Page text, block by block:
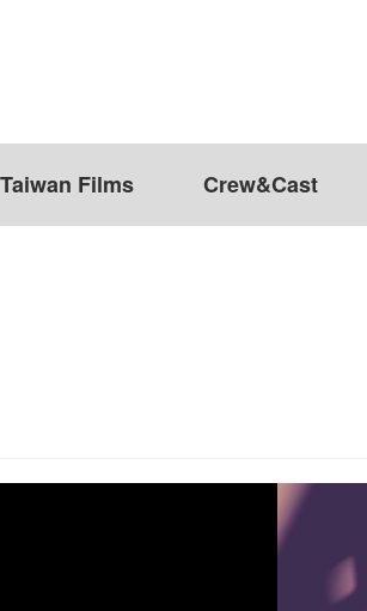
Taiwan Films Crew&Cast